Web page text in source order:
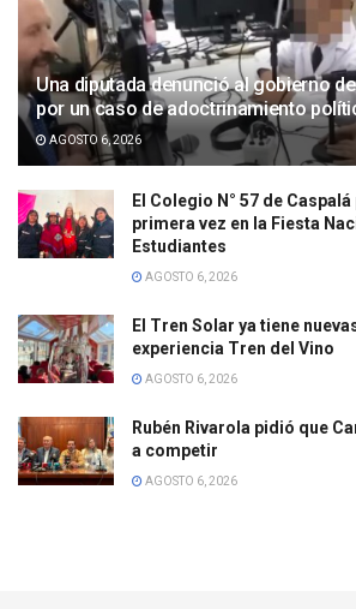
Una diputada denunció al gobierno
por un caso de adoctrinamiento
AGOSTO 6, 2026
El Colegio N° 57 de
primera vez en la Fiesta
Estudiantes
AGOSTO 6, 2026
El Tren Solar ya tiene
experiencia Tren del Vino
AGOSTO 6, 2026
Rubén Rivarola pidió que
a competir
AGOSTO 6, 2026